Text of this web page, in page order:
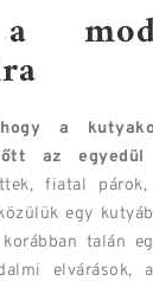
a
a
az
fiatal
egy
talán
elvárások,